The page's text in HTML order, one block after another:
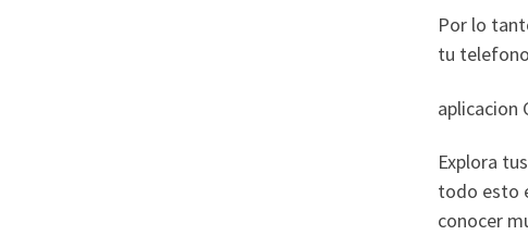
Por lo
tu
aplicacion
Explora
todo esto
conocer